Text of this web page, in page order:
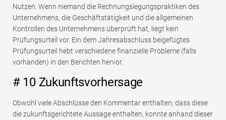
Nutzen. Wenn niemand die Rechnungslegungspraktiken des
Unternehmens, die Geschäftstätigkeit und die allgemeinen
Kontrollen des Unternehmens überprüft hat, liegt kein
Prüfungsurteil vor. Ein dem Jahresabschluss beigefügtes
Prüfungsurteil hebt verschiedene finanzielle Probleme (falls
vorhanden) in den Berichten hervor.
# 10 Zukunftsvorhersage
Obwohl viele Abschlüsse den Kommentar enthalten, dass diese
die zukunftsgerichtete Aussage enthalten, konnte anhand dieser